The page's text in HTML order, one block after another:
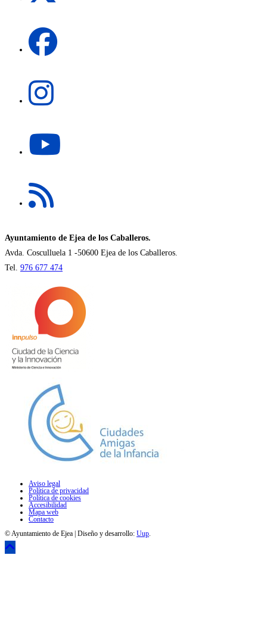
pestaña
abre
abre
nueva
pestaña
en
nueva
pestaña
Ayuntamiento de Ejea de los Caballeros.
Avda. Cosculluela 1 -50600 Ejea de los Caballeros.
Tel. 976 677 474
Aviso legal
Política de privacidad
Política de cookies
Accesibilidad
Mapa web
Contacto
© Ayuntamiento de Ejea | Diseño y desarrollo: Uup.